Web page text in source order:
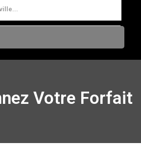
Votre Forfait